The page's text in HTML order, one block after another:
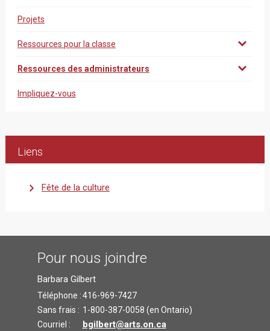
Projets
Ressources pour la classe
Ressources des administrateurs
Impliquez-vous
Liens
Fête de la culture
Pour nous joindre
Barbara Gilbert
Téléphone :
Sans frais :
Courriel :
416-969-7427
1-800-387-0058 (en Ontario)
bgilbert@arts.on.ca